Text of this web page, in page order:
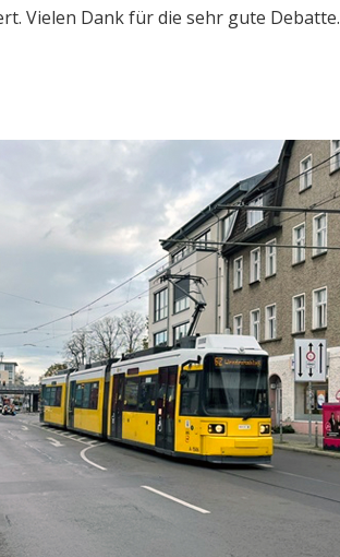
Vielen Dank für die sehr gute Debatte.